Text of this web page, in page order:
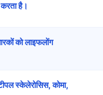
है।
को लाइफलोंग
स्केलेरोसिस, कोमा,